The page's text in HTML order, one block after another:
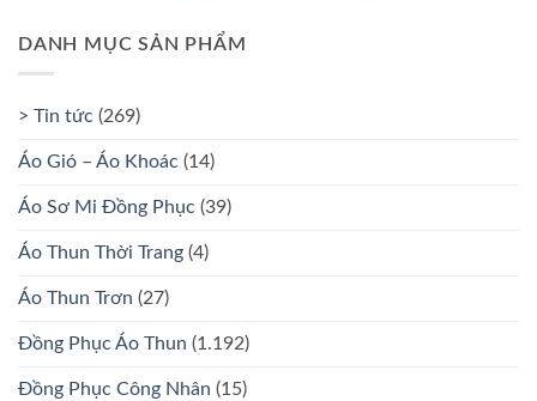
DANH MỤC SẢN PHẨM
> Tin tức (269)
Áo Gió – Áo Khoác (14)
Áo Sơ Mi Đồng Phục (39)
Áo Thun Thời Trang (4)
Áo Thun Trơn (27)
Đồng Phục Áo Thun (1.192)
Đồng Phục Công Nhân (15)